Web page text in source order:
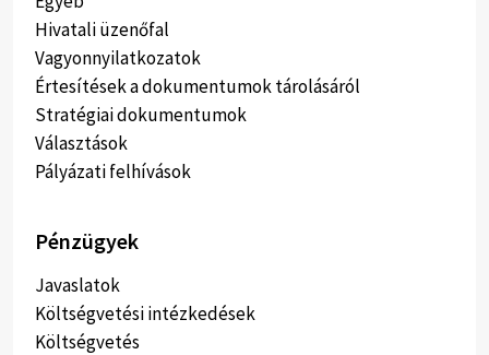
Hivatali üzenőfal
Vagyonnyilatkozatok
Értesítések a dokumentumok tárolásáról
Stratégiai dokumentumok
Választások
Pályázati felhívások
Pénzügyek
Javaslatok
Költségvetési intézkedések
Költségvetés